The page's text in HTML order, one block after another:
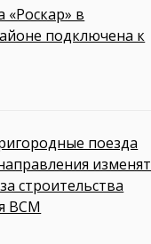
в
подключена к
поезда
изменят
строительства
ВСМ